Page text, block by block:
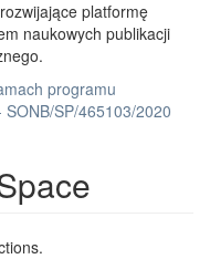
platformę
naukowych publikacji
programu
SP/465103/2020